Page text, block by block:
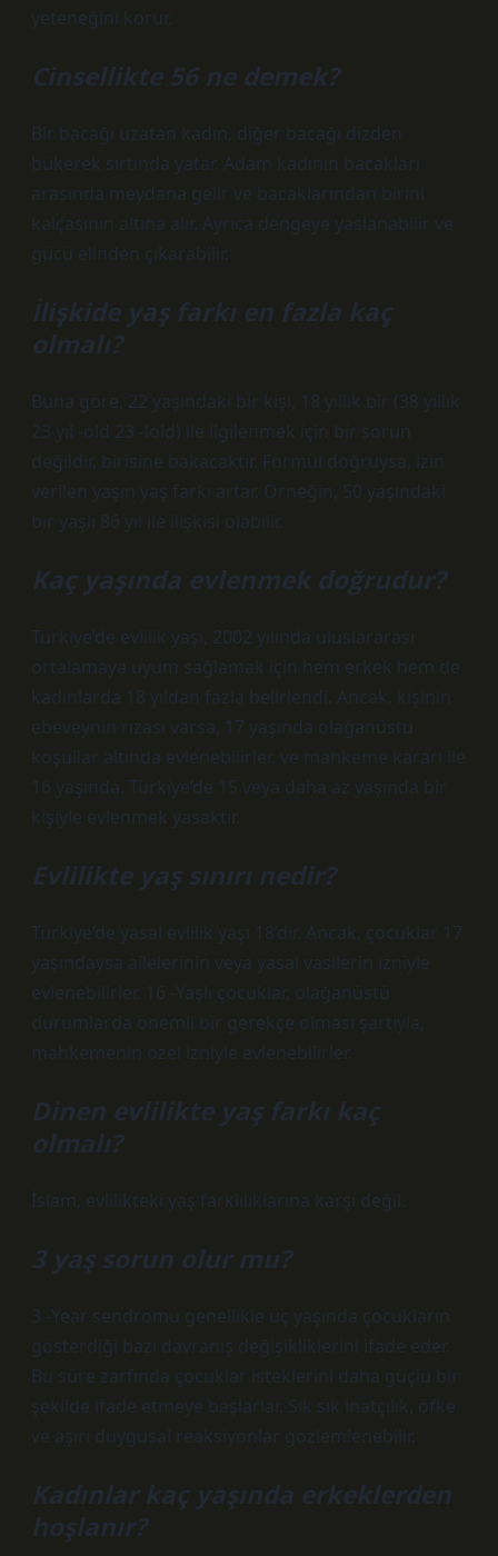
yeteneğini korur.
Cinsellikte 56 ne demek?
Bir bacağı uzatan kadın, diğer bacağı dizden
bükerek sırtında yatar. Adam kadının bacakları
arasında meydana gelir ve bacaklarından birini
kalçasının altına alır. Ayrıca dengeye yaslanabilir ve
gücü elinden çıkarabilir.
İlişkide yaş farkı en fazla kaç
olmalı?
Buna göre, 22 yaşındaki bir kişi, 18 yıllık bir (38 yıllık
23 yıl -old 23 -lold) ile ilgilenmek için bir sorun
değildir, birisine bakacaktır. Formül doğruysa, izin
verilen yaşın yaş farkı artar. Örneğin, 50 yaşındaki
bir yaşlı 86 yıl ile ilişkisi olabilir.
Kaç yaşında evlenmek doğrudur?
Türkiye’de evlilik yaşı, 2002 yılında uluslararası
ortalamaya uyum sağlamak için hem erkek hem de
kadınlarda 18 yıldan fazla belirlendi. Ancak, kişinin
ebeveynin rızası varsa, 17 yaşında olağanüstü
koşullar altında evlenebilirler. ve mahkeme kararı ile
16 yaşında. Türkiye’de 15 veya daha az yaşında bir
kişiyle evlenmek yasaktır.
Evlilikte yaş sınırı nedir?
Türkiye’de yasal evlilik yaşı 18’dir. Ancak, çocuklar 17
yaşındaysa ailelerinin veya yasal vasilerin izniyle
evlenebilirler. 16 -Yaşlı çocuklar, olağanüstü
durumlarda önemli bir gerekçe olması şartıyla,
mahkemenin özel izniyle evlenebilirler.
Dinen evlilikte yaş farkı kaç
olmalı?
İslam, evlilikteki yaş farklılıklarına karşı değil.
3 yaş sorun olur mu?
3 -Year sendromu genellikle üç yaşında çocukların
gösterdiği bazı davranış değişikliklerini ifade eder.
Bu süre zarfında çocuklar isteklerini daha güçlü bir
şekilde ifade etmeye başlarlar. Sık sık inatçılık, öfke
ve aşırı duygusal reaksiyonlar gözlemlenebilir.
Kadınlar kaç yaşında erkeklerden
hoşlanır?